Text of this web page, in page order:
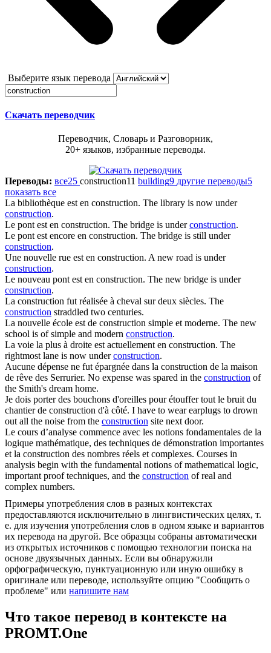
Выберите язык перевода
Скачать переводчик
Переводчик, Словарь и Разговорник,
20+ языков, избранные переводы.
Переводы: все25 construction11 building9 другие переводы5
показать все
La bibliothèque est en construction. The library is now under
construction.
Le pont est en construction. The bridge is underconstruction.
Le pont est encore en construction. The bridge is still under
construction.
Une nouvelle rue est en construction. A new road is under
construction.
Le nouveau pont est en construction. The new bridge is under
construction.
La construction fut réalisée à cheval sur deux siècles. The
construction straddled two centuries.
La nouvelle école est de construction simple et moderne. The new
school is of simple and modern construction.
La voie la plus à droite est actuellement en construction. The
rightmost lane is now underconstruction.
Aucune dépense ne fut épargnée dans la construction de la maison
de rêve des Serrurier. No expense was spared in the construction of
the Smith's dream home.
Je dois porter des bouchons d'oreilles pour étouffer tout le bruit du
chantier de construction d'à côté. I have to wear earplugs to drown
out all the noise from the construction site next door.
Le cours d’analyse commence avec les notions fondamentales de la
logique mathématique, des techniques de démonstration importantes
et la construction des nombres réels et complexes. Courses in
analysis begin with the fundamental notions of mathematical logic,
important proof techniques, and the construction of real and
complex numbers.
Примеры употребления слов в разных контекстах
предоставляются исключительно в лингвистических целях, т.
е. для изучения употребления слов в одном языке и вариантов
их перевода на другой. Все образцы собраны автоматически
из открытых источников с помощью технологии поиска на
основе двуязычных данных. Если вы обнаружили
орфографическую, пунктуационную или иную ошибку в
оригинале или переводе, используйте опцию "Сообщить о
проблеме" или напишите нам
Что такое перевод в контексте на
PROMT.One